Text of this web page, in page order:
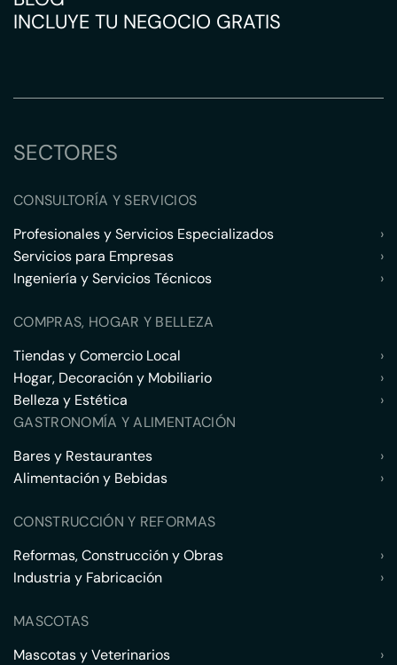
INCLUYE TU NEGOCIO GRATIS
SECTORES
CONSULTORÍA Y SERVICIOS
Profesionales y Servicios Especializados
›
Servicios para Empresas
›
Ingeniería y Servicios Técnicos
›
COMPRAS, HOGAR Y BELLEZA
Tiendas y Comercio Local
›
Hogar, Decoración y Mobiliario
›
Belleza y Estética
›
GASTRONOMÍA Y ALIMENTACIÓN
Bares y Restaurantes
›
Alimentación y Bebidas
›
CONSTRUCCIÓN Y REFORMAS
Reformas, Construcción y Obras
›
Industria y Fabricación
›
MASCOTAS
Mascotas y Veterinarios
›